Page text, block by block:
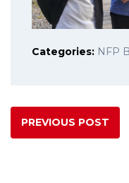
Categories: NFP
PREVIOUS POST